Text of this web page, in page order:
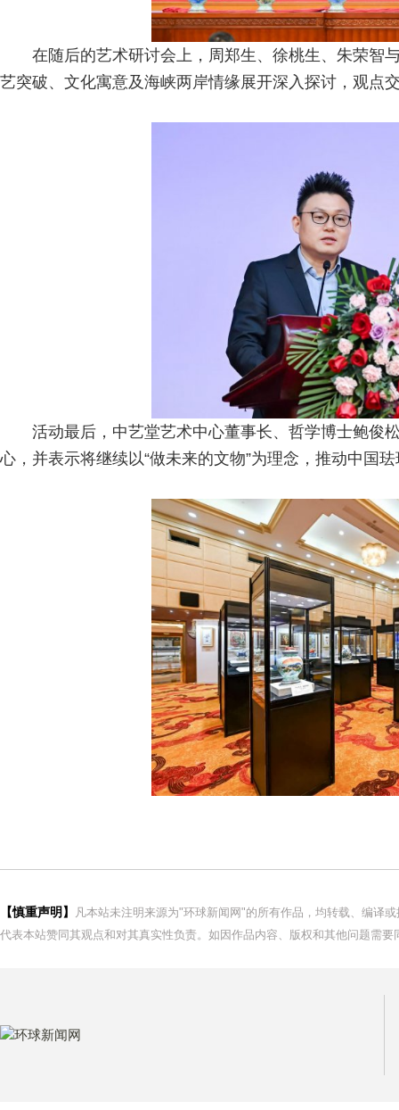
在随后的艺术研讨会上，周郑生、徐桃生、朱荣智
艺突破、文化寓意及海峡两岸情缘展开深入探讨，观点
活动最后，中艺堂艺术中心董事长、哲学博士鲍俊
心，并表示将继续以“做未来的文物”为理念，推动中国
【慎重声明】
凡本站未注明来源为"环球新闻网"的所有作品，均转载、编译
代表本站赞同其观点和对其真实性负责。如因作品内容、版权和其他问题需